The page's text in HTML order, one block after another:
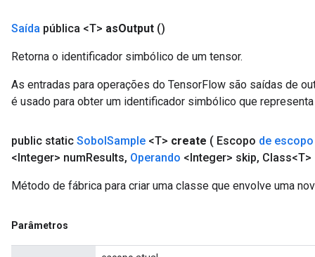
Saída pública <T> asOutput ()
Retorna o identificador simbólico de um tensor.
As entradas para operações do TensorFlow são saídas de
é usado para obter um identificador simbólico que
public static SobolSample <T> create ( Escopo de escopo
<Integer> numResults, Operando <Integer> skip, Class<T>
Método de fábrica para criar uma classe que envolve uma
Parâmetros